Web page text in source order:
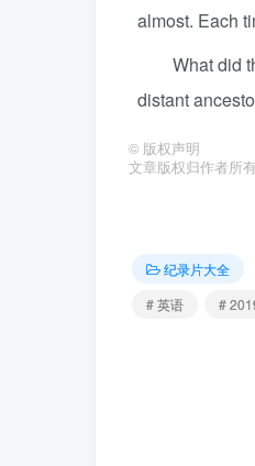
almost. Each
What did
distant
© 版权声明
文章版权归作者所
纪录片大全
# 英语
#